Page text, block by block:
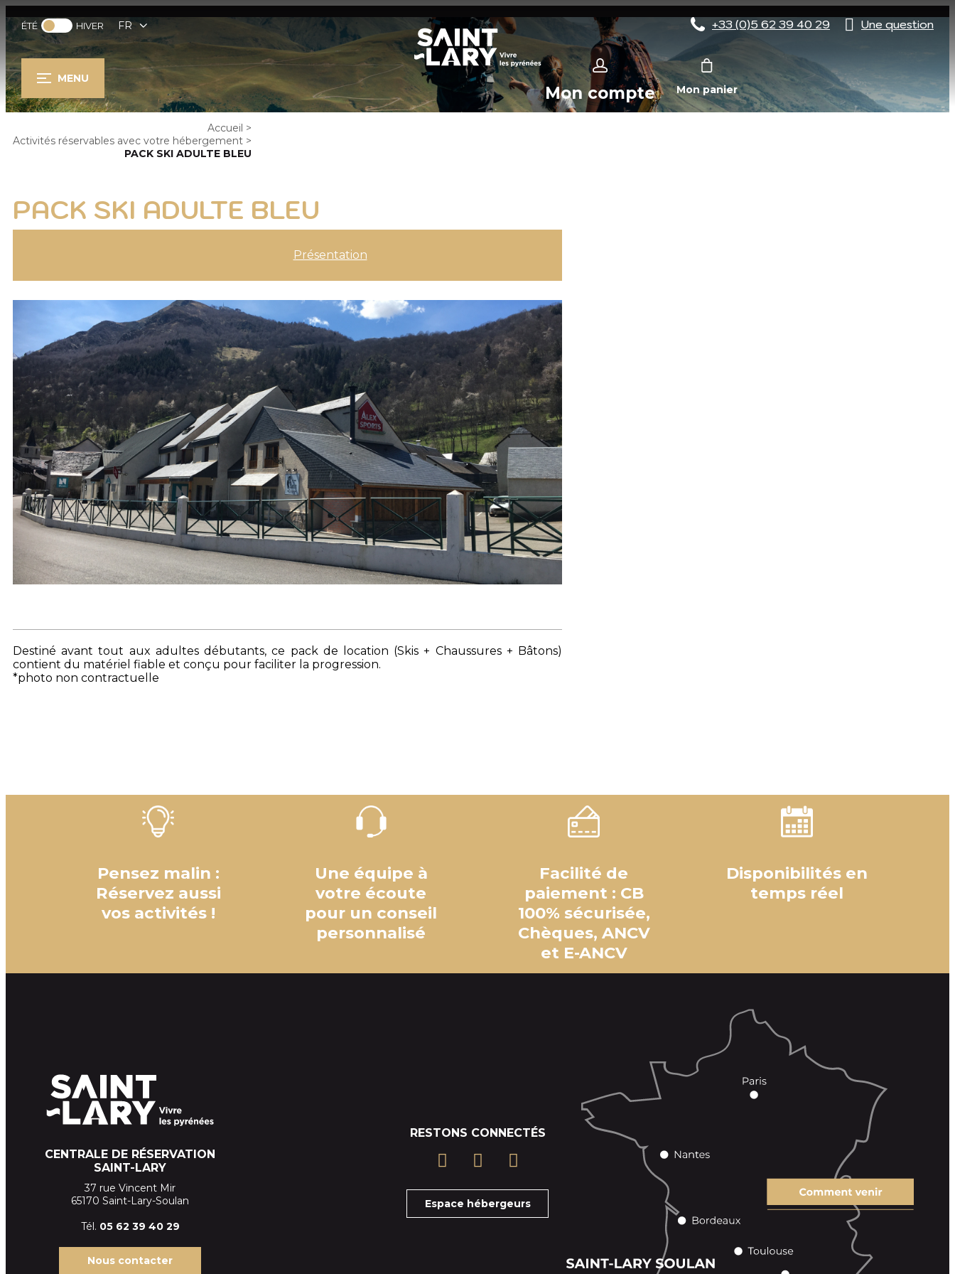
ÉTÉ HIVER FR +33 (0)5 62 39 40 29 Une question
MENU
Mon compte Mon panier
Accueil >
Activités réservables avec votre hébergement >
PACK SKI ADULTE BLEU
PACK SKI ADULTE BLEU
Présentation
Destiné avant tout aux adultes débutants, ce pack de location (Skis + Chaussures + Bâtons)
contient du matériel fiable et conçu pour faciliter la progression.
*photo non contractuelle
Pensez malin :
Réservez aussi
vos activités !
Une équipe à
votre écoute
pour un conseil
personnalisé
Facilité de
paiement : CB
100% sécurisée,
Chèques, ANCV
et E-ANCV
Disponibilités en
temps réel
CENTRALE DE RÉSERVATION
SAINT-LARY
37 rue Vincent Mir
65170 Saint-Lary-Soulan
Tél. 05 62 39 40 29
Nous contacter
RESTONS CONNECTÉS
Espace hébergeurs